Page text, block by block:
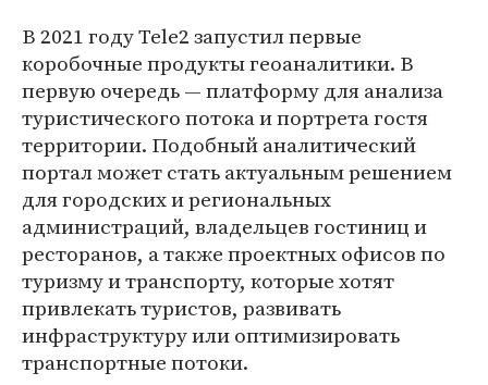
В 2021 году Tele2 запустил первые
коробочные продукты геоаналитики. В
первую очередь — платформу для анализа
туристического потока и портрета гостя
территории. Подобный аналитический
портал может стать актуальным решением
для городских и региональных
администраций, владельцев гостиниц и
ресторанов, а также проектных офисов по
туризму и транспорту, которые хотят
привлекать туристов, развивать
инфраструктуру или оптимизировать
транспортные потоки.